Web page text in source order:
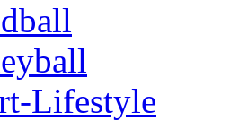
Lifestyle